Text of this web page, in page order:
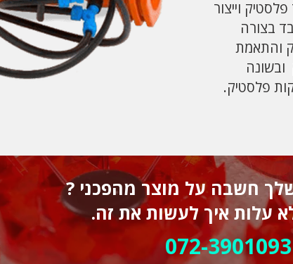
פלסטיק וייצור
בצורה
למקובל בשוק והתאמת
ובשונה
פלסטיק.
חשבה על מוצר מהפכני ?
עלות איך לעשות את זה.
072-3901093